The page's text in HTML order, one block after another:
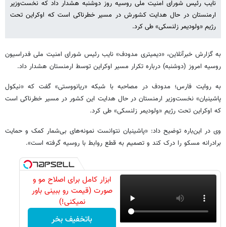
نایب رئیس شورای امنیت ملی روسیه روز دوشنبه هشدار داد که نخست‌وزیر
ارمنستان در حال هدایت کشورش در مسیر خطرناکی است که اوکراین تحت
رژیم «ولودیمر زلنسکی» طی کرد.
به گزارش خبرآنلاین، «دیمیتری مدودف» نایب رئیس شورای امنیت ملی فدراسیون
روسیه امروز (دوشنبه) درباره تکرار مسیر اوکراین توسط ارمنستان هشدار داد.
به روایت فارس؛ مدودف در مصاحبه با شبکه «ریانووستی» گفت که «نیکول
پاشینیان» نخست‌وزیر ارمنستان در حال هدایت این کشور در مسیر خطرناکی است
که اوکراین تحت رژیم «ولودیمر زلنسکی» طی کرد.
وی در این‌باره توضیح داد: «پاشینیان نتوانست نمونه‌های بی‌شمار کمک و حمایت
برادرانه مسکو را درک کند و تصمیم به قطع روابط با روسیه گرفته است».
ابزار کامل برای اصلاح مو و
صورت (قیمت رو ببینی باور
نمیکنی!)
باتخفیف بخر